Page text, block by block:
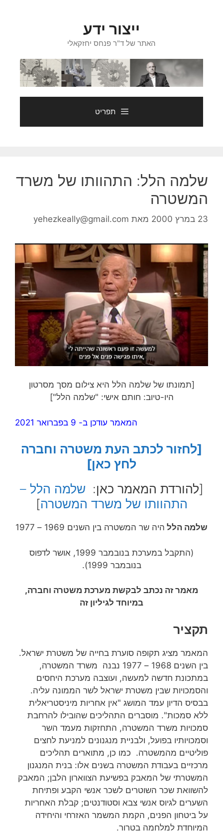
ייצור ידע
האתר של ד"ר פנחס יחזקאלי
תפריט
שלמה הלל: התהוותו של משרד
המשטרה
23 במרץ 2000 מאת yehezkeally@gmail.com
[תמונתו של שלמה הלל היא צילום מסך מסרטון
היו-טיוב: חותם אישי: "שלמה הלל"]
המאמר עודכן ב- 9 בפברואר 2021
[לחזור לכתב העת משטרה וחברה
לחץ כאן]
[להורדת המאמר כאן:שלמה הלל –
התהוותו של משרד המשטרה]
שלמה הלל היה שר המשטרה בין השנים 1969 – 1977
(התקבל במערכת בנובמבר 1999, אושר לדפוס
בנובמבר 1999).
מאמר זה נכתב לבקשת מערכת משטרה וחברה,
במיוחד לגיליון זה
תקציר
המאמר מציג תקופה סוערת בחייה של משטרת ישראל.
בין השנים 1968 – 1977 נבנה משרד המשטרה,
במתכונת חדשה למעשה, ועוצבה מערכת היחסים
והסמכויות שבין משטרת ישראל לשר הממונה עליה.
בבסיס הדיון עמד המושג "אין אחריות מיניסטריאלית
ללא סמכות". מוסברים התהליכים שהובילו להרחבת
סמכויות משרד המשטרה, התחזקות מעמד השר
וסמכויותיו בפועל, ולבניית מנגנונים למניעת לחצים
פוליטיים מהמשטרה. כמו כן, מתוארים תהליכים
מרכזיים בעבודת המשטרה בשנים אלו: בנית המנגנון
המשטרתי של המאבק בפשיעת הצווארון הלבן; המאבק
להשוואת שכר השוטרים לשכר אנשי הקבע ופתיחת
השערים לגיוס אנשי צבא וסטודנטים; קבלת האחריות
על ביטחון הפנים, הקמת המשמר האזרחי והיחידה
המיוחדת למלחמה בטרור.